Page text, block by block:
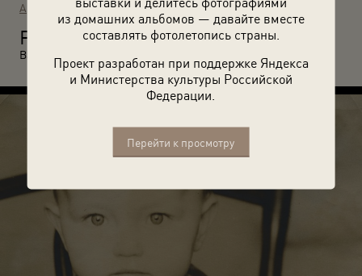
из домашних альбомов — давайте вместе
составлять фотолетопись страны.
Проект разработан при поддержке Яндекса
и Министерства культуры Российской
Федерации.
Перейти к просмотру
Архив Валентина Хухлаева / © Галерея Люмьер
Р
остокинский завод строительных машин. 1956 год. Автор:
Валентин Хухлаев. Москва.